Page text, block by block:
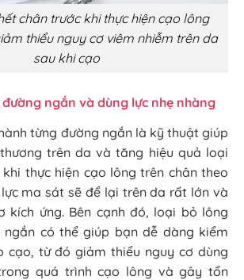
chân trước khi thực hiện cạo lông
thiểu nguy cơ viêm nhiễm trên da
sau khi cạo
ngắn và dùng lực nhẹ nhàng
từng đường ngắn là kỹ thuật giúp
trên da và tăng hiệu quả loại
khi thực hiện cạo lông trên chân theo
ma sát sẽ để lại trên da rất lớn và
kích ứng. Bên cạnh đó, loại bỏ lông
có thể giúp bạn dễ dàng kiểm
cạo, từ đó giảm thiểu nguy cơ dùng
quá trình cạo lông và gây tổn